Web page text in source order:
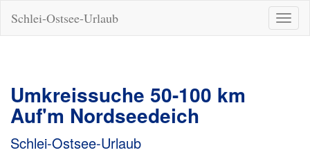
ein-/
Schlei-Ostsee-Urlaub
Umkreissuche 50-100 km
Auf'm Nordseedeich
Schlei-Ostsee-Urlaub